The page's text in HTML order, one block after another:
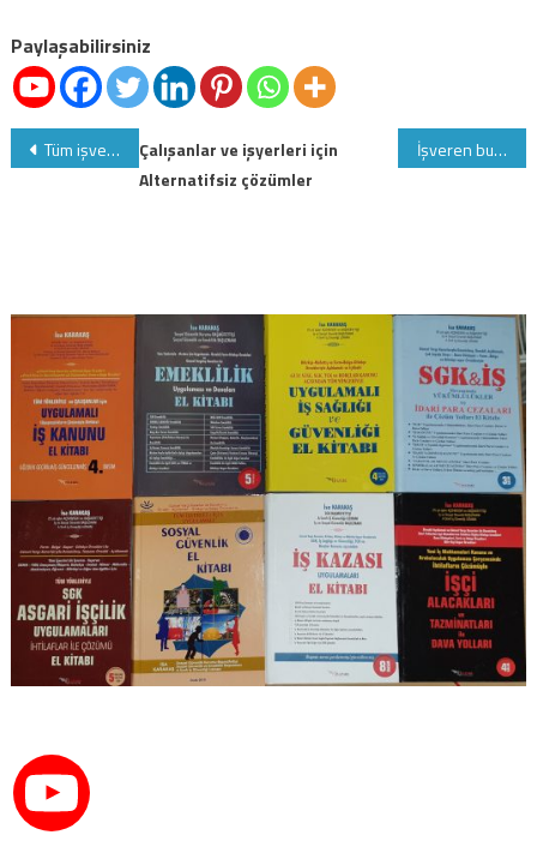
Paylaşabilirsiniz
Yazı
gezinmesi
Tüm işveren-işyeri ve muhasebeciler DİKKAT cezalı duruma düşmeyin, bu SGK işlemlerinin yapılması zorunlu İşveren bu yönetmeliği bekliyor
Çalışanlar ve işyerleri için
Alternatifsiz çözümler